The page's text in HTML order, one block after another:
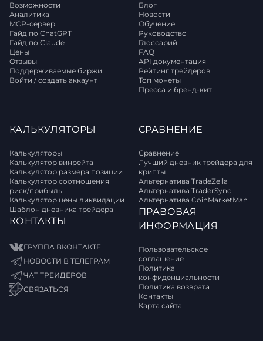
Возможности
Аналитика
MCP-сервер
Гайд по ChatGPT
Гайд по Claude
Цены
Отзывы
Поддерживаемые биржи
Войти / создать аккаунт
Блог
Новости
Обучение
Руководство
Глоссарий
FAQ
API документация
Рейтинг трейдеров
Топ монеты
Пресса и бренд-кит
КАЛЬКУЛЯТОРЫ
Калькуляторы
Калькулятор винрейта
Калькулятор размера позиции
Калькулятор соотношения
риск/прибыль
Калькулятор цены ликвидации
Шаблон дневника трейдера
КОНТАКТЫ
ГРУППА ВКОНТАКТЕ
НОВОСТИ В ТЕЛЕГРАМ
ЧАТ ТРЕЙДЕРОВ
СВЯЗАТЬСЯ
СРАВНЕНИЕ
Сравнение
Лучший дневник трейдера для
крипты
Альтернатива TradeZella
Альтернатива TraderSync
Альтернатива CoinMarketMan
ПРАВОВАЯ
ИНФОРМАЦИЯ
Пользовательское
соглашение
Политика
конфиденциальности
Политика возврата
Контакты
Карта сайта